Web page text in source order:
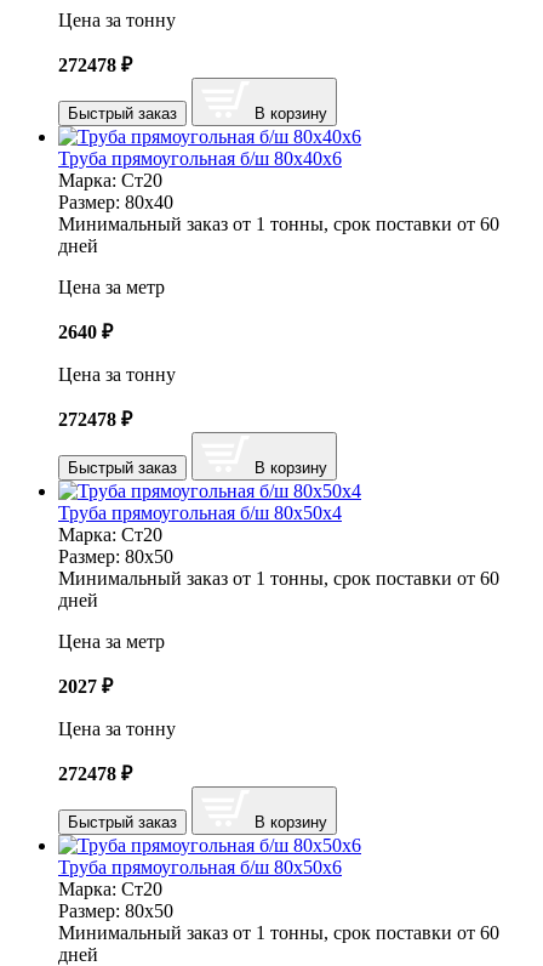
Цена за тонну
272478 ₽
Быстрый заказ В корзину
Труба прямоугольная б/ш 80х40х6
Марка: Ст20
Размер: 80х40
Минимальный заказ от 1 тонны, срок поставки от 60
дней
Цена за метр
2640 ₽
Цена за тонну
272478 ₽
Быстрый заказ В корзину
Труба прямоугольная б/ш 80х50х4
Марка: Ст20
Размер: 80х50
Минимальный заказ от 1 тонны, срок поставки от 60
дней
Цена за метр
2027 ₽
Цена за тонну
272478 ₽
Быстрый заказ В корзину
Труба прямоугольная б/ш 80х50х6
Марка: Ст20
Размер: 80х50
Минимальный заказ от 1 тонны, срок поставки от 60
дней